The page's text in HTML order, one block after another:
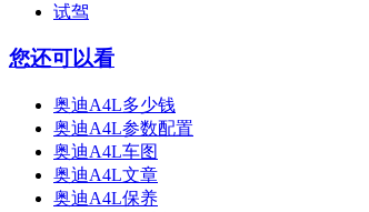
试驾
您还可以看
奥迪A4L多少钱
奥迪A4L参数配置
奥迪A4L车图
奥迪A4L文章
奥迪A4L保养